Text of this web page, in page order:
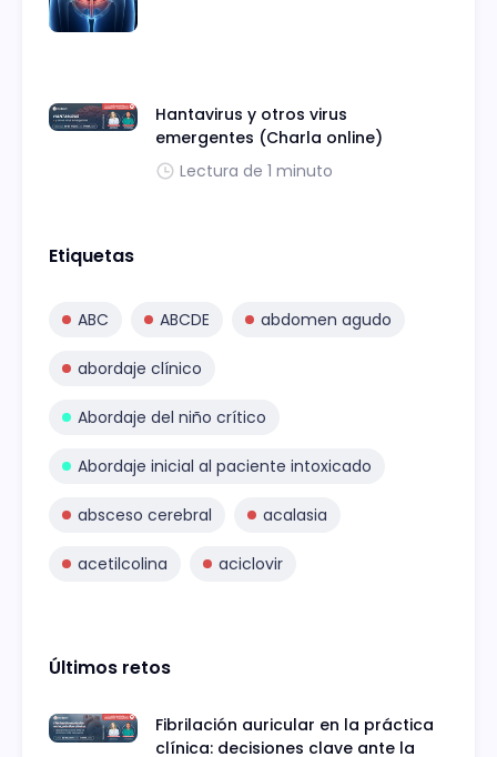
Hantavirus y otros virus
emergentes (Charla online)
Lectura de 1 minuto
Etiquetas
ABC ABCDE abdomen agudo
abordaje clínico
Abordaje del niño crítico
Abordaje inicial al paciente intoxicado
absceso cerebral acalasia
acetilcolina aciclovir
Últimos retos
Fibrilación auricular en la práctica
clínica: decisiones clave ante la